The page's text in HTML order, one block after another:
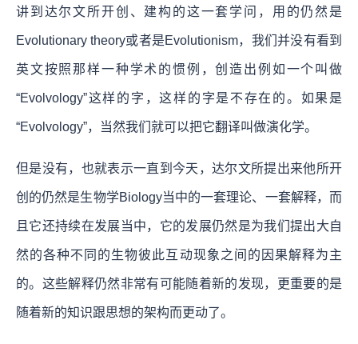
讲到达尔文所开创、建构的这一套学问，用的仍然是
Evolutionary theory或者是Evolutionism，我们并没有看到
英文按照那样一种学术的惯例，创造出例如一个叫做
“Evolvology”这样的字，这样的字是不存在的。如果是
“Evolvology”，当然我们就可以把它翻译叫做演化学。
但是没有，也就表示一直到今天，达尔文所提出来他所开
创的仍然是生物学Biology当中的一套理论、一套解释，而
且它还持续在发展当中，它的发展仍然是为我们提出大自
然的各种不同的生物彼此互动现象之间的因果解释为主
的。这些解释仍然非常有可能随着新的发现，更重要的是
随着新的知识跟思想的架构而更动了。